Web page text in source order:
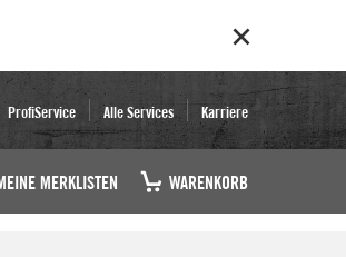
ProfiService Alle Services Karriere
MERKLISTEN WARENKORB